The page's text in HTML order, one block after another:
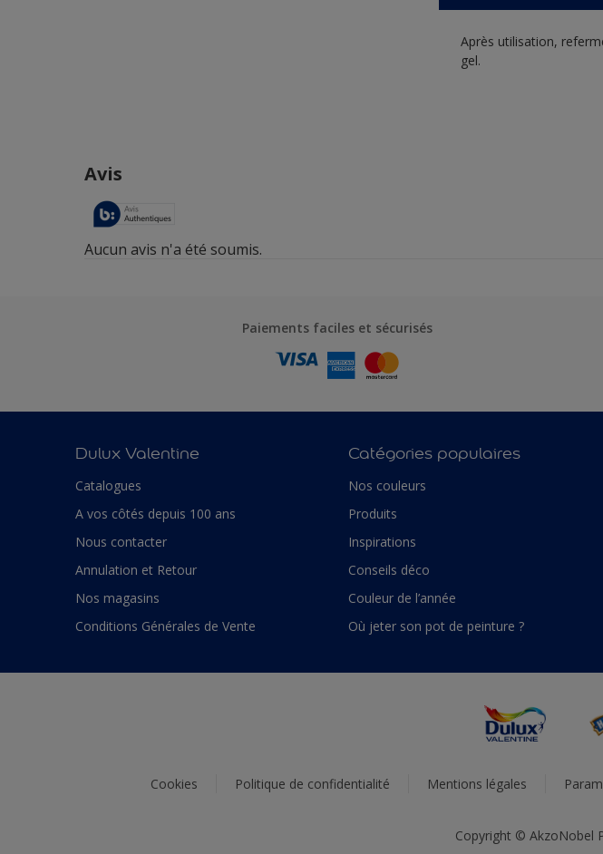
Après utilisation,
gel.
Paiements faciles et sécurisés
Dulux Valentine
Catalogues
A vos côtés depuis 100 ans
Nous contacter
Annulation et Retour
Nos magasins
Conditions Générales de Vente
Catégories populaires
Nos couleurs
Produits
Inspirations
Conseils déco
Couleur de l’année
Où jeter son pot de peinture ?
Cookies Politique de confidentialité Mentions légales
Copyright © AkzoNobel